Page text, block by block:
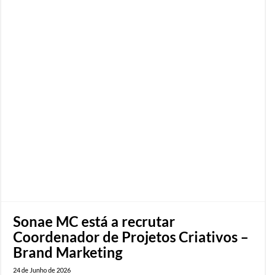
Sonae MC está a recrutar
Coordenador de Projetos Criativos –
Brand Marketing
24 de Junho de 2026